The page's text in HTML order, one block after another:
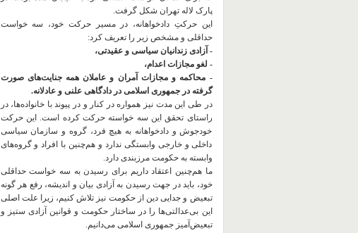
پارک لاله تهران شکل گرفت.
این حرکتِ دادخواهانه، در مسیر حرکت خود، سه خواست
حداقلی و مشخص زیر را تعریف کرد:
- آزادی زندانیان سیاسی و عقیدتی،
- لغو مجازات اعدام،
- محاکمه و مجازات آمران و عاملان همه جنایت‌های صورت
گرفته در جمهوری اسلامی در دادگاهی علنی و عادلانه.
در طی این مدت نیز همواره در کنار و در پیوند با خانواده‌ها، در
راستای تحقق این سه خواسته حرکت کرده است. این حرکت
خودجوش و دادخواهانه به هیچ فرد، گروه و سازمان سیاسی
داخلی و خارجی وابستگی ندارد و هم‌چنین با افراد و گروه‌های
وابسته به حکومت مرزبندی دارد.
ما هم‌چنین اعتقاد داریم برای رسیدن به سه خواست حداقلی
خود، باید در جهت رسیدن به آزادی بیان و اندیشه، رفع هر گونه
تبعیض و جدایی دین از حکومت نیز تلاش کنیم، زیرا علت اصلی
این بی‌عدالتی‌ها را در ساختار حکومت و قوانین آزادی ستیز و
تبعیض‌آمیز جمهوری اسلامی می‌دانیم.